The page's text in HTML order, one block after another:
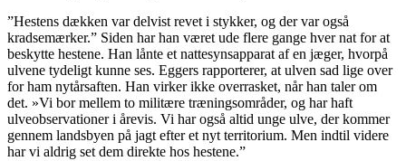
”Hestens dækken var delvist revet i stykker, og der var også
kradsemærker.” Siden har han været ude flere gange hver nat for at
beskytte hestene. Han lånte et nattesynsapparat af en jæger, hvorpå
ulvene tydeligt kunne ses. Eggers rapporterer, at ulven sad lige over
for ham nytårsaften. Han virker ikke overrasket, når han taler om
det. »Vi bor mellem to militære træningsområder, og har haft
ulveobservationer i årevis. Vi har også altid unge ulve, der kommer
gennem landsbyen på jagt efter et nyt territorium. Men indtil videre
har vi aldrig set dem direkte hos hestene.”